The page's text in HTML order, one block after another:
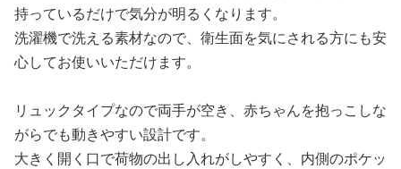
持っているだけで気分が明るくなります。
洗濯機で洗える素材なので、衛生面を気にされる方にも安
心してお使いいただけます。
リュックタイプなので両手が空き、赤ちゃんを抱っこしな
がらでも動きやすい設計です。
大きく開く口で荷物の出し入れがしやすく、内側のポケッ